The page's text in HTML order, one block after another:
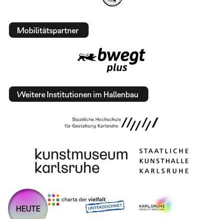
Mobilitätspartner
Weitere Institutionen im Hallenbau
HEUTE